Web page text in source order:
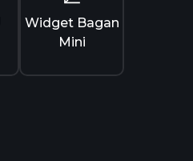
Widget Bagan
Mini